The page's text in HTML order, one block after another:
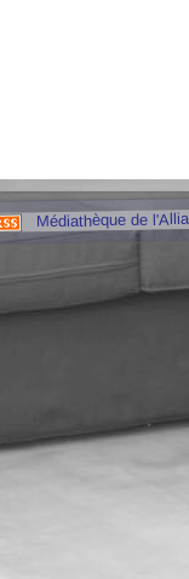
Médiathèque de